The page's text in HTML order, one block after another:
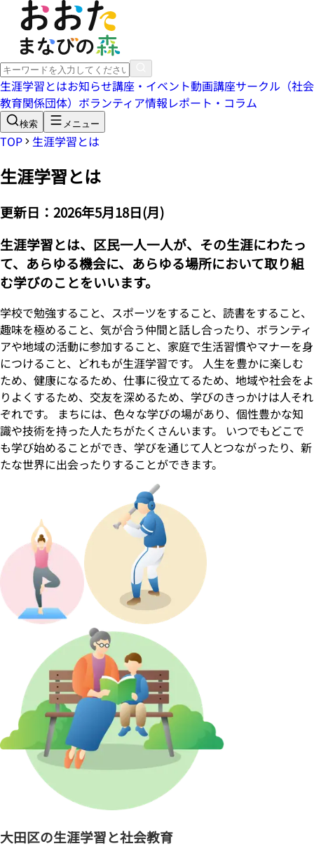
生涯学習とはお知らせ講座・イベント動画講座サークル（社会
教育関係団体） ボランティア情報レポート・コラム
検索 メニュー
TOP 生涯学習とは
生涯学習とは
更新日： 2026年5月18日(月)
生涯学習とは、区民一人一人が、その生涯にわたっ
て、あらゆる機会に、あらゆる場所において取り組
む学びのことをいいます。
学校で勉強すること、スポーツをすること、読書をすること、
趣味を極めること、気が合う仲間と話し合ったり、ボランティ
アや地域の活動に参加すること、家庭で生活習慣やマナーを身
につけること、どれもが生涯学習です。 人生を豊かに楽しむ
ため、健康になるため、仕事に役立てるため、地域や社会をよ
りよくするため、交友を深めるため、学びのきっかけは人それ
ぞれです。 まちには、色々な学びの場があり、個性豊かな知
識や技術を持った人たちがたくさんいます。 いつでもどこで
も学び始めることができ、学びを通じて人とつながったり、新
たな世界に出会ったりすることができます。
大田区の生涯学習と社会教育